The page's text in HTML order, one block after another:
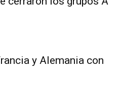
y Alemania con